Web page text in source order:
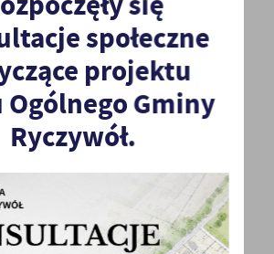
Fundacji
Barka z Poznania
organizacji
kół gospodyń wiejskich
społeczne
projektu
Ogólnego Gminy
Ryczywół.